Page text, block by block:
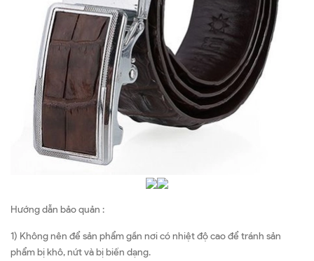
Hướng dẫn bảo quản :
1) Không nên để sản phẩm gần nơi có nhiệt độ cao để tránh sản
phẩm bị khô, nứt và bị biến dạng.